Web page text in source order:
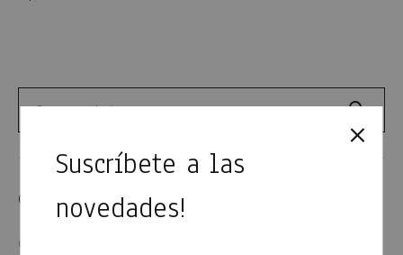
CATEGORIA
CALZADOS
Suscríbete a las
novedades!